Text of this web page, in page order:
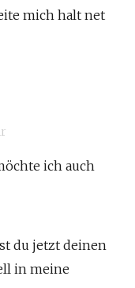
mich halt net
ich auch
du jetzt deinen
in meine